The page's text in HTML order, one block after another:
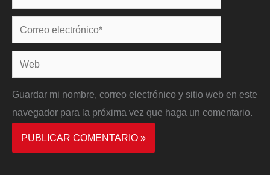
Correo
electrónico*
Web
Guardar mi nombre, correo electrónico y sitio web en este
navegador para la próxima vez que haga un comentario.